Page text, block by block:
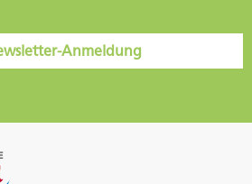
Anmeldung